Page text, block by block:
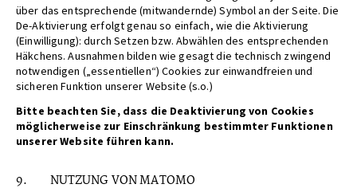
über das entsprechende (mitwandernde) Symbol an der Seite. Die
De-Aktivierung erfolgt genau so einfach, wie die Aktivierung
(Einwilligung): durch Setzen bzw. Abwählen des entsprechenden
Häkchens. Ausnahmen bilden wie gesagt die technisch zwingend
notwendigen („essentiellen“) Cookies zur einwandfreien und
sicheren Funktion unserer Website (s.o.)
Bitte beachten Sie, dass die Deaktivierung von Cookies
möglicherweise zur Einschränkung bestimmter Funktionen
unserer Website führen kann.
9. NUTZUNG VON MATOMO